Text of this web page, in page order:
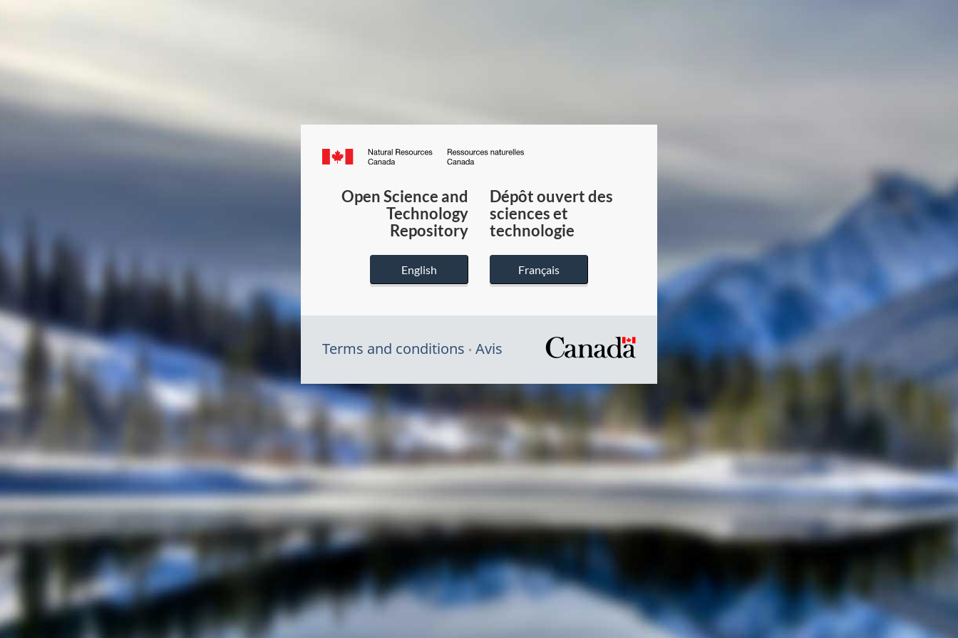
Canada.ca
du
Canada
Open Science and
Technology
Repository
English
Dépôt ouvert des
sciences et
technologie
Français
Terms and conditions Avis
/
gouvernement
du
Canada